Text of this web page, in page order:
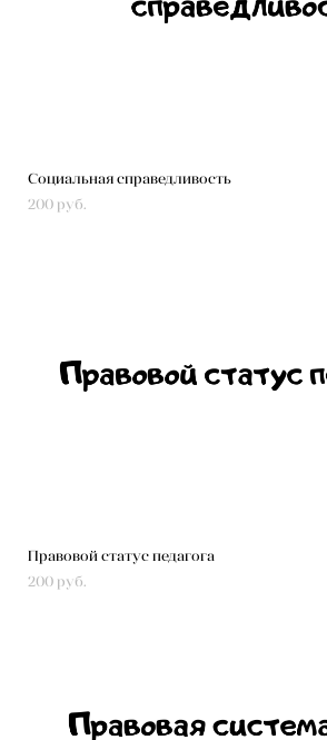
Социальная справедливость
200 pуб.
Правовой статус педагога
200 pуб.